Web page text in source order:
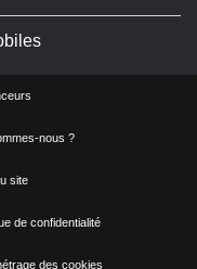
nous ?
site
de confidentialité
des cookies